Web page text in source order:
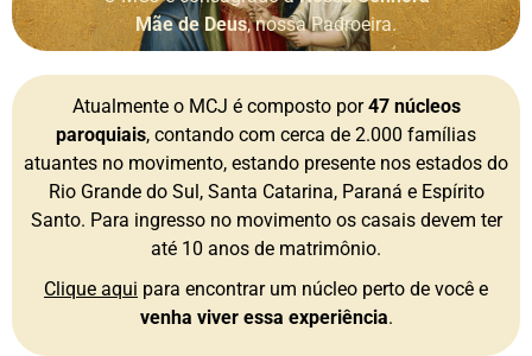
Mãe de Deus, nossa Padroeira.
Atualmente o MCJ é composto por47 núcleos
paroquiais, contando com cerca de 2.000 famílias
atuantes no movimento, estando presente nos estados do
Rio Grande do Sul, Santa Catarina, Paraná e Espírito
Santo. Para ingresso no movimento os casais devem ter
até 10 anos de matrimônio.
Clique aqui para encontrar um núcleo perto de você e
venha viver essa experiência.